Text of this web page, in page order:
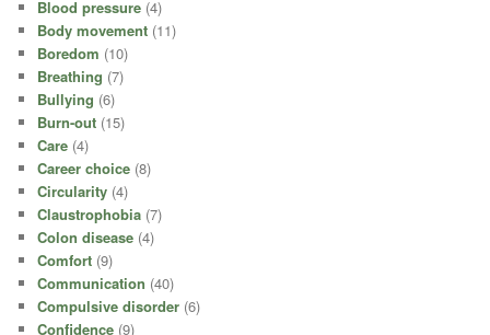
Blood pressure (4)
Body movement (11)
Boredom (10)
Breathing (7)
Bullying (6)
Burn-out (15)
Care (4)
Career choice (8)
Circularity (4)
Claustrophobia (7)
Colon disease (4)
Comfort (9)
Communication (40)
Compulsive disorder (6)
Confidence (9)